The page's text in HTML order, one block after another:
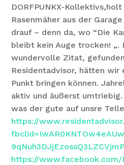
DORFPUNKX-
Rasenmäher aus der
drauf – denn da, wo “Die
bleibt kein Auge trocken! „.
wundervolle Zitat,
Residentadvisor, hätten wir
Punkt bringen können.
aktiv und äußerst
was der gute auf unsre
https://
https://www.facebook.com/